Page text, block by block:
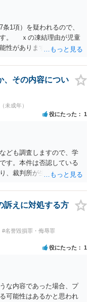
1項）を疑われるので、
す。 ｘの凍結理由が児童
能性があります。 対応と
さい
、その内容につい
未成年）
役にたった 1
ども調査しますので、学
す。本件は否認している
、裁判所が生育歴なども
先の調査はないかと思い
訴えに対処する方
#名誉毀損罪・侮辱罪
役にたった 1
な内容であった場合、プ
可能性はあるかと思われ